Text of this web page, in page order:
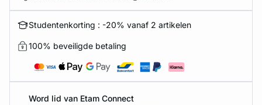
Studentenkorting : -20% vanaf 2 artikelen
100% beveiligde betaling
Word lid van Etam Connect